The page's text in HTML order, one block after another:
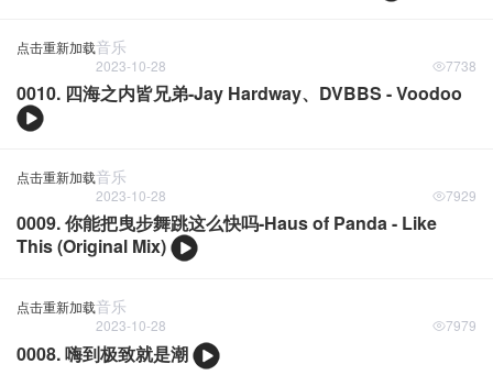
点击重新加载音乐
2023-10-28 7738
0010. 四海之内皆兄弟-Jay Hardway、DVBBS - Voodoo
点击重新加载音乐
2023-10-28 7929
0009. 你能把曳步舞跳这么快吗-Haus of Panda - Like
This (Original Mix)
点击重新加载音乐
2023-10-28 7979
0008. 嗨到极致就是潮